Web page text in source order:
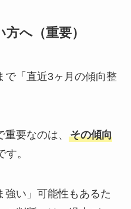
へ（重要）
で「直近3ヶ月の傾向整
要なのは、 その傾向
す。
強い」可能性もあるた